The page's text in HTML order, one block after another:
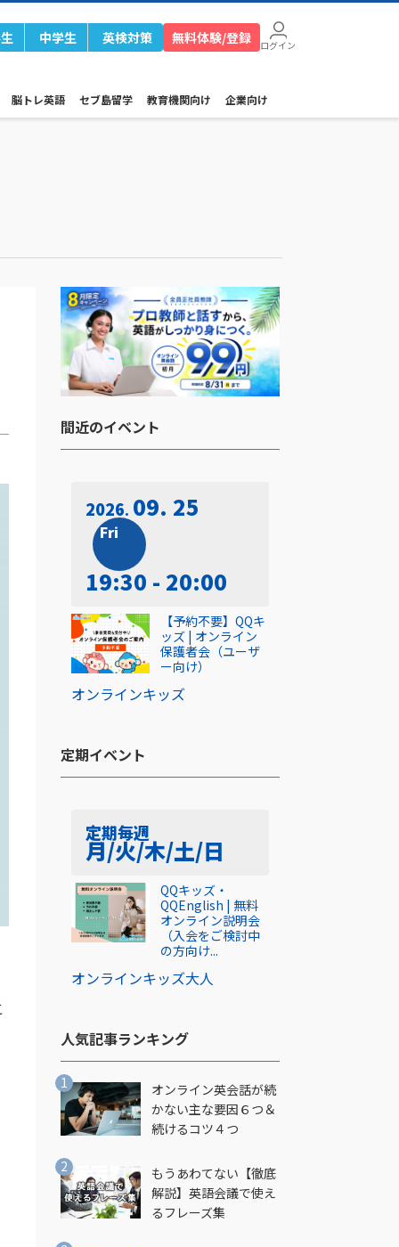
中学生 英検対策 無料体験/登録 ログイン
脳トレ英語 セブ島留学 教育機関向け 企業向け
間近のイベント​
2026 09. 25
Fri
19:30 - 20:00
オンラインキッズ
【予約不要】QQキ
ッズ | オンライン
保護者会（ユーザ
ー向け）
定期イベント​
定期毎週
月/火/木/土/日
オンラインキッズ大人
QQキッズ・
QQEnglish | 無料
オンライン説明会
（入会をご検討中
の方向け...
人気記事ランキング​
オンライン英会話が続
かない主な要因６つ＆
続けるコツ４つ
もうあわてない【徹底
解説】英語会議で使え
るフレーズ集